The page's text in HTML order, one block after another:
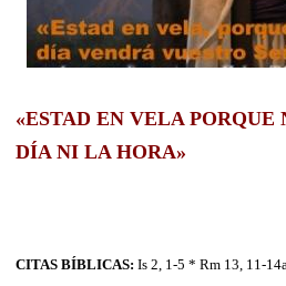
«ESTAD EN VELA PORQUE
DÍA NI LA HORA»
CITAS BÍBLICAS: Is 2, 1-5 * Rm 13, 11-